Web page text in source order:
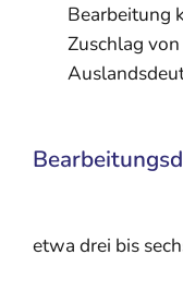
Bearbeitung
Zuschlag
etwa drei bis